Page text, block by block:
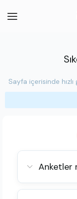
Sayfa içerisinde
Anketler